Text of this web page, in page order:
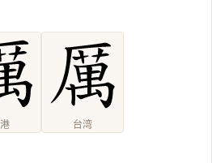
台湾